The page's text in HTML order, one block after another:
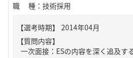
職種 ： 技術採用
【質問内容】
一次面接：ESの内容を深く追及す